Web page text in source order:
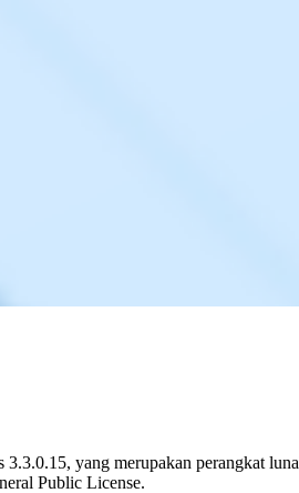
yang merupakan perangkat
Public License.